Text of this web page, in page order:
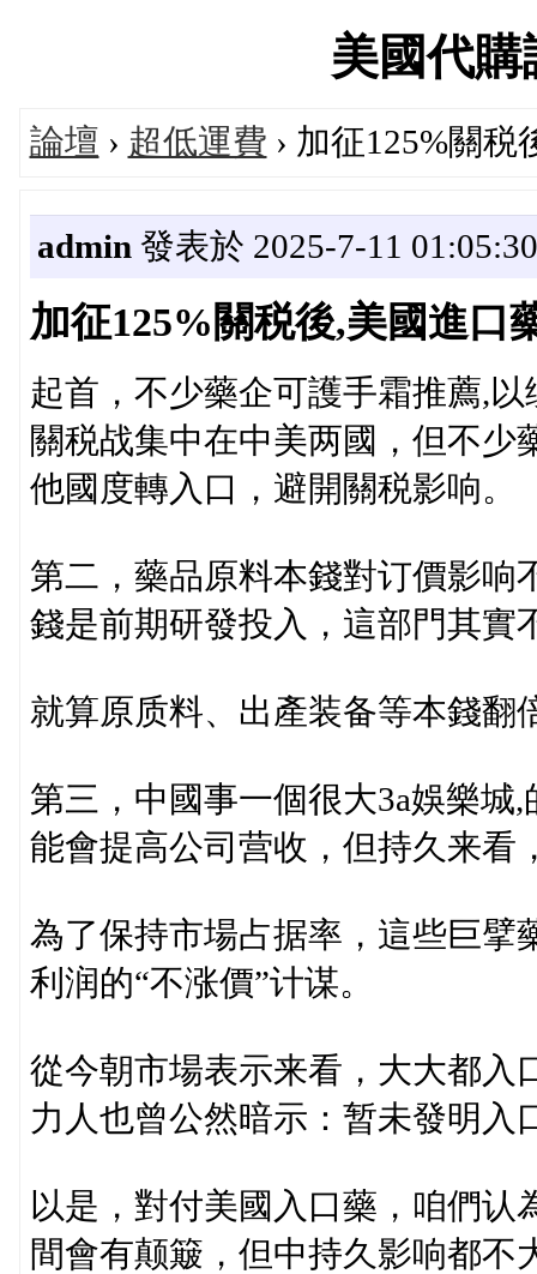
美國代
論壇 › 超低運費 › 加征125%關
admin 發表於 2025-7-11 01:05:30
加征125%關税後,美國進口
起首，不少藥企可護手霜推薦,
關税战集中在中美两國，但不少
他國度轉入口，避開關税影响。
第二，藥品原料本錢對订價影响
錢是前期研發投入，這部門其實
就算原质料、出產装备等本錢翻
第三，中國事一個很大3a娛樂城
能會提高公司营收，但持久来看
為了保持市場占据率，這些巨擘
利润的“不涨價”计谋。
從今朝市場表示来看，大大都入
力人也曾公然暗示：暂未發明入
以是，對付美國入口藥，咱們
間會有颠簸，但中持久影响都不